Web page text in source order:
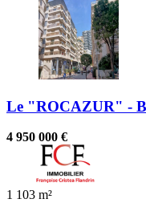
Le "ROCAZUR" -
4 950 000 €
1 103 m²